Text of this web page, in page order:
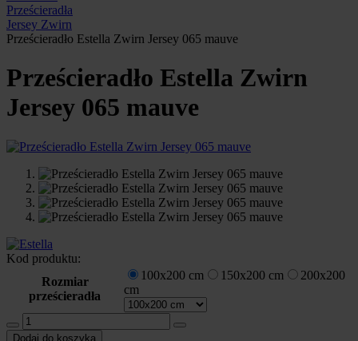
Prześcieradła
Jersey Zwirn
Prześcieradło Estella Zwirn Jersey 065 mauve
Prześcieradło Estella Zwirn
Jersey 065 mauve
Kod produktu:
Rozmiar
prześcieradła
100x200 cm 150x200 cm
200x200
cm
ilość
Prześcieradło
Dodaj do koszyka